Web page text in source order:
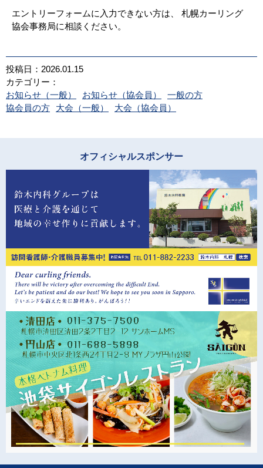
エントリーフォームに入力できない方は、 札幌カーリング
協会事務局に相談ください。
投稿日：2026.01.15
カテゴリー：
お知らせ（一般）
お知らせ（協会員）
一般の方
協会員の方
大会（一般） 大会（協会員）
オフィシャルスポンサー